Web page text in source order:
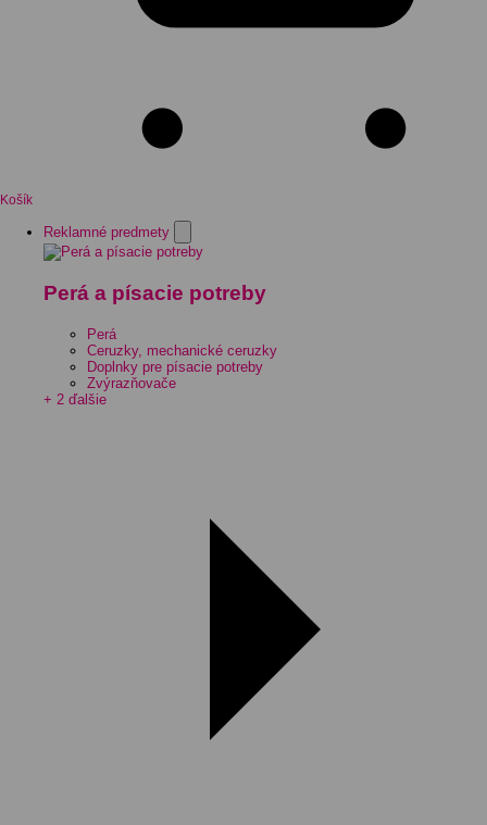
Košík
Reklamné predmety
Perá a písacie potreby
Perá
Ceruzky, mechanické ceruzky
Doplnky pre písacie potreby
Zvýrazňovače
+ 2 ďalšie